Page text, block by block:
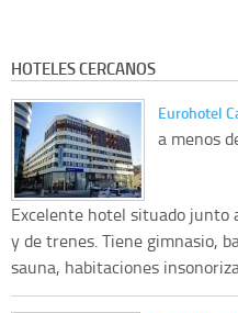
HOTELES CERCANOS
Eurohotel
a menos
Excelente hotel situado junto
y de trenes. Tiene gimnasio,
sauna, habitaciones